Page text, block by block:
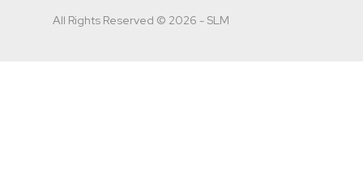
All Rights Reserved © 2026 - SLM